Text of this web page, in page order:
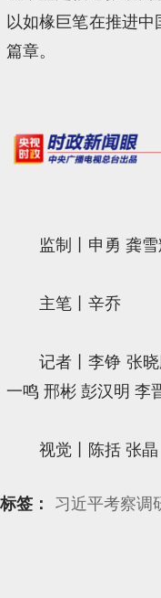
以如椽巨笔在推进
篇章。
监制丨申勇 龚雪
主笔丨辛乔
记者丨李铮 张
一鸣 邢彬 彭汉明 李
视觉丨陈括 张晶
标签： 习近平考察调